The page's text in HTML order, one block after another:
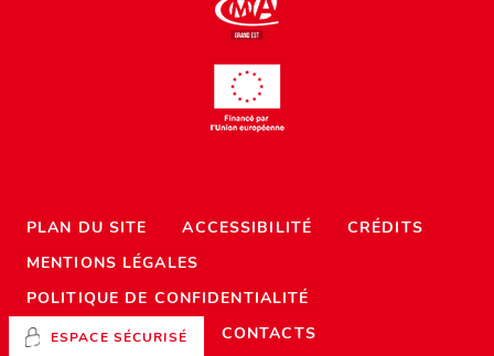
PLAN DU SITE ACCESSIBILITÉ
CRÉDITS
MENTIONS LÉGALES
POLITIQUE DE CONFIDENTIALITÉ
ESPACE SÉCURISÉ CONTACTS